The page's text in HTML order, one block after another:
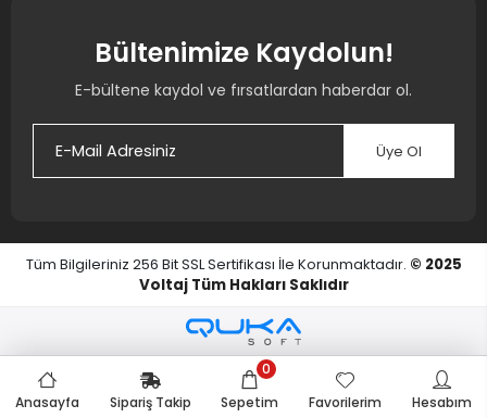
Bültenimize Kaydolun!
E-bültene kaydol ve fırsatlardan haberdar ol.
Üye Ol
Tüm Bilgileriniz 256 Bit SSL Sertifikası İle Korunmaktadır. © 2025
Voltaj Tüm Hakları Saklıdır
Anasayfa Sipariş Takip Sepetim
0
Favorilerim
Hesabım